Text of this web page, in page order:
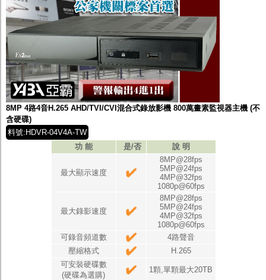
8MP 4路4音H.265 AHD/TVI/CVI混合式錄放影機 800萬畫素監視器主機 (不
含硬碟)
料號:HDVR-04V4A-TW
功 能
是/否 說 明
最大顯示速度
8MP@28fps
5MP@24fps
4MP@32fps
1080p@60fps
最大錄影速度
8MP@28fps
5MP@24fps
4MP@32fps
1080p@60fps
可錄音頻道數
4路聲音
壓縮格式
H.265
可安裝硬碟數
(硬碟為選購)
1顆,單顆最大20TB